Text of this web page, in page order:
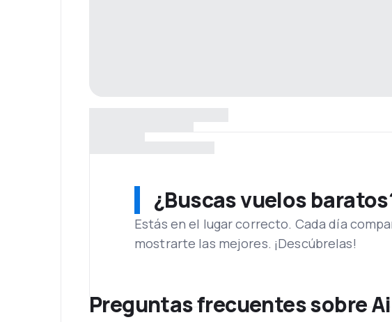
¿Buscas vuelos
Estás en el lugar correcto. Cada día
mostrarte las mejores. ¡Descúbrelas!
Preguntas frecuentes sobre